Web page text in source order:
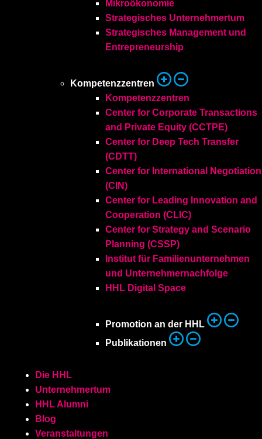
Mikroökonomie
Strategisches Unternehmertum
Strategisches Management und
Entrepreneurship
Kompetenzzentren
Kompetenzzentren
Center for Corporate Transactions
and Private Equity (CCTPE)
Center for Deep Tech Transfer
(CDTT)
Center for International Negotiation
(CIN)
Center for Leading Innovation and
Cooperation (CLIC)
Center for Strategy and Scenario
Planning (CSSP)
Institut für Familienunternehmen
und Unternehmernachfolge
HHL Digital Space
Promotion an der HHL
Publikationen
Die HHL
Unternehmertum
HHL Alumni
Blog
Veranstaltungen